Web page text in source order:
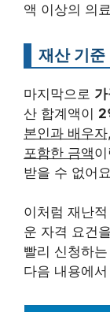
액 이상의 의
재산 기준
마지막으로
산 합계액이 2
본인과 배우
포함한 금액
받을 수 없어
이처럼 재난
운 자격 요건
빨리 신청하
다음 내용에